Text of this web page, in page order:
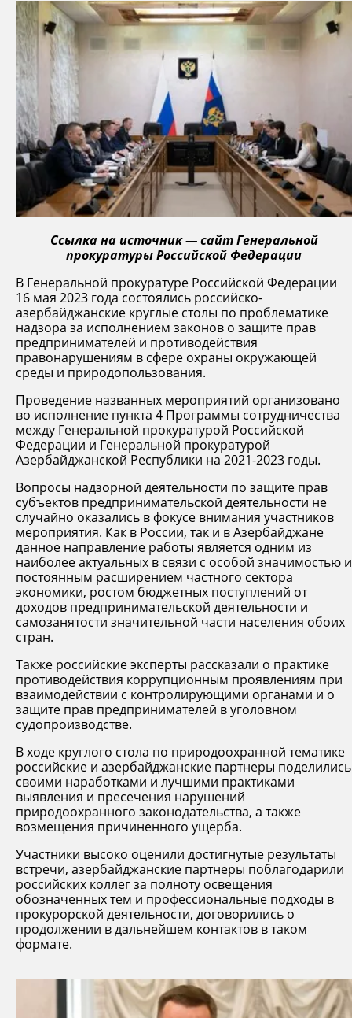
Ссылка на источник — сайт Генеральной
прокуратуры Российской Федерации
В Генеральной прокуратуре Российской Федерации
16 мая 2023 года состоялись российско-
азербайджанские круглые столы по проблематике
надзора за исполнением законов о защите прав
предпринимателей и противодействия
правонарушениям в сфере охраны окружающей
среды и природопользования.
Проведение названных мероприятий организовано
во исполнение пункта 4 Программы сотрудничества
между Генеральной прокуратурой Российской
Федерации и Генеральной прокуратурой
Азербайджанской Республики на 2021-2023 годы.
Вопросы надзорной деятельности по защите прав
субъектов предпринимательской деятельности не
случайно оказались в фокусе внимания участников
мероприятия. Как в России, так и в Азербайджане
данное направление работы является одним из
наиболее актуальных в связи с особой значимостью и
постоянным расширением частного сектора
экономики, ростом бюджетных поступлений от
доходов предпринимательской деятельности и
самозанятости значительной части населения обоих
стран.
Также российские эксперты рассказали о практике
противодействия коррупционным проявлениям при
взаимодействии с контролирующими органами и о
защите прав предпринимателей в уголовном
судопроизводстве.
В ходе круглого стола по природоохранной тематике
российские и азербайджанские партнеры поделились
своими наработками и лучшими практиками
выявления и пресечения нарушений
природоохранного законодательства, а также
возмещения причиненного ущерба.
Участники высоко оценили достигнутые результаты
встречи, азербайджанские партнеры поблагодарили
российских коллег за полноту освещения
обозначенных тем и профессиональные подходы в
прокурорской деятельности, договорились о
продолжении в дальнейшем контактов в таком
формате.